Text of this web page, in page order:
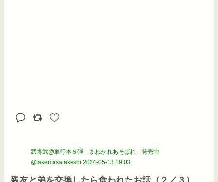
武将武@単行本６弾「まねかれあそばれ」発売中
@takemasatakeshi 2024-05-13 19:03
親友と弟を交換したら食われたお話（２／３）